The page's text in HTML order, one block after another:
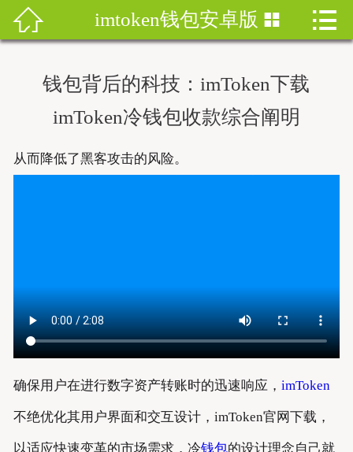
 首页
imToken最新版
 imtoken钱包安卓版  
钱包背后的科技：imToken下载
imToken冷钱包收款综合阐明
从而降低了黑客攻击的风险。
确保用户在进行数字资产转账时的迅速响应， imToken
不绝优化其用户界面和交互设计，imToken官网下载，
以适应快速变革的市场需求，冷钱包的设计理念自己就